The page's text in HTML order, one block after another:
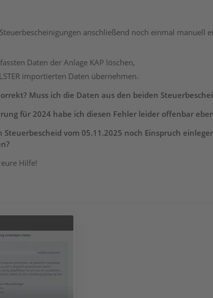
anschließend noch einmal manuell
Daten der Anlage KAP löschen,
importierten Daten übernehmen.
Muss ich die Daten aus den beiden
für 2024 habe ich diesen Fehler leider offenbar
Steuerbescheid vom 05.11.2025 noch Einspruch
Hilfe!